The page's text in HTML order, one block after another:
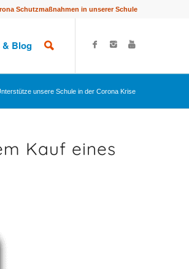
Schutzmaßnahmen in unserer Schule
& Blog
unsere Schule in der Corona Krise
Kauf eines